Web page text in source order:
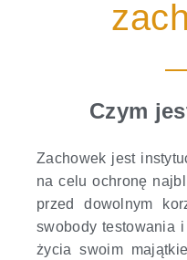
Czym
Zachowek jest
na celu ochronę
przed dowolnym
swobody testowania
życia swoim